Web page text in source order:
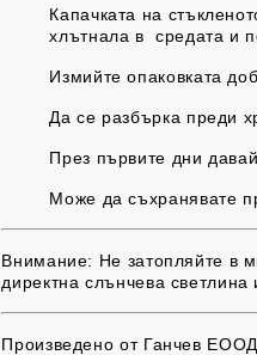
Капачката на
хлътнала в средата и
Измийте опаковката
Да се разбърка преди
През първите дни
Може да съхранявате
Внимание: Не затопляйте в
директна слънчева светлина
Произведено от Ганчев